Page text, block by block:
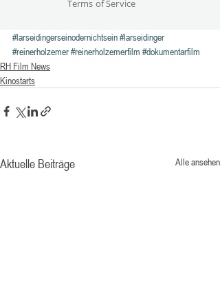
#larseidingerseinodernichtsein#larseidinger
#reinerholzemer#reinerholzemerfilm #dokumentarfilm
RH Film News
Kinostarts
Aktuelle Beiträge Alle ansehen